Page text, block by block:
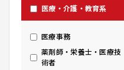
医療・介護・教育系
医療事務
薬剤師・栄養士・医療技
術者